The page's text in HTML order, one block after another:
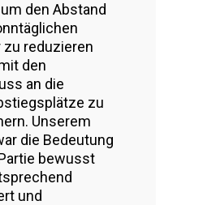
den Abstand
zu reduzieren
den
an die
zu
Unserem
die Bedeutung
bewusst
und